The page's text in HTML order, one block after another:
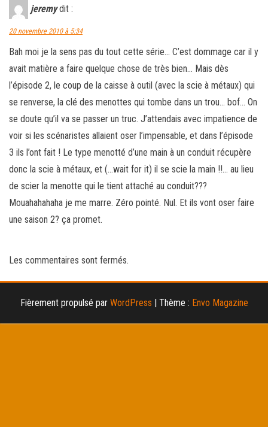
jeremy dit :
20 novembre 2010 à 5:34
Bah moi je la sens pas du tout cette série… C’est dommage car il y
avait matière a faire quelque chose de très bien… Mais dès
l’épisode 2, le coup de la caisse à outil (avec la scie à métaux) qui
se renverse, la clé des menottes qui tombe dans un trou… bof… On
se doute qu’il va se passer un truc. J’attendais avec impatience de
voir si les scénaristes allaient oser l’impensable, et dans l’épisode
3 ils l’ont fait ! Le type menotté d’une main à un conduit récupère
donc la scie à métaux, et (…wait for it) il se scie la main !!… au lieu
de scier la menotte qui le tient attaché au conduit???
Mouahahahaha je me marre. Zéro pointé. Nul. Et ils vont oser faire
une saison 2? ça promet.
Les commentaires sont fermés.
Fièrement propulsé par WordPress | Thème : Envo Magazine